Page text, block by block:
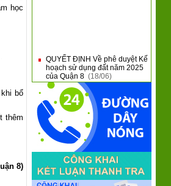
học
bổ
thêm
8)
QUYẾT ĐỊNH Về phê duyệt Kế
hoạch sử dụng đất năm 2025
của Quận 8(18/06)
Giới thiệu nội dung mới tại
Thông tư 31 và Thông tư 32
của Bộ Tài Chính(10/06)
QUẬN 8 KHAI MẠC HỘI THAO
QUỐC PHÒNG NĂM 2025
(09/06)
QUẬN 8: SƠ KẾT 05 NĂM
THỰC HIỆN CHƯƠNG TRÌNH
TỔNG THỂ CẢI CÁCH HÀNH
CHÍNH NHÀ NƯỚC GIAI
ĐOẠN 2021 - 2030(08/06)